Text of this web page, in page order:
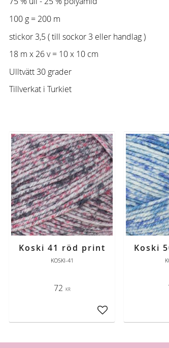
100 g = 200 m
stickor 3,5 ( till sockor 3 eller handlag )
18 m x 26 v = 10 x 10 cm
Ulltvätt 30 grader
Tillverkat i Turkiet
Koski 41 röd print
KOSKI-41
72 KR
Lägg till i favoriter
Koski